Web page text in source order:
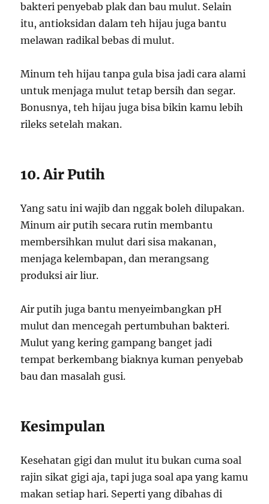
bakteri penyebab plak dan bau mulut. Selain
itu, antioksidan dalam teh hijau juga bantu
melawan radikal bebas di mulut.
Minum teh hijau tanpa gula bisa jadi cara alami
untuk menjaga mulut tetap bersih dan segar.
Bonusnya, teh hijau juga bisa bikin kamu lebih
rileks setelah makan.
10. Air Putih
Yang satu ini wajib dan nggak boleh dilupakan.
Minum air putih secara rutin membantu
membersihkan mulut dari sisa makanan,
menjaga kelembapan, dan merangsang
produksi air liur.
Air putih juga bantu menyeimbangkan pH
mulut dan mencegah pertumbuhan bakteri.
Mulut yang kering gampang banget jadi
tempat berkembang biaknya kuman penyebab
bau dan masalah gusi.
Kesimpulan
Kesehatan gigi dan mulut itu bukan cuma soal
rajin sikat gigi aja, tapi juga soal apa yang kamu
makan setiap hari. Seperti yang dibahas di